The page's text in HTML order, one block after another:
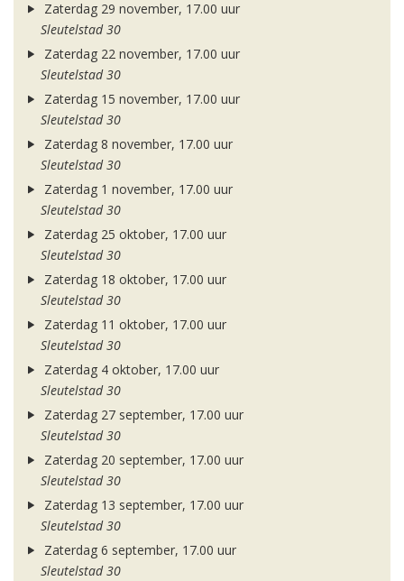
Zaterdag 29 november, 17.00 uur
Sleutelstad 30
Zaterdag 22 november, 17.00 uur
Sleutelstad 30
Zaterdag 15 november, 17.00 uur
Sleutelstad 30
Zaterdag 8 november, 17.00 uur
Sleutelstad 30
Zaterdag 1 november, 17.00 uur
Sleutelstad 30
Zaterdag 25 oktober, 17.00 uur
Sleutelstad 30
Zaterdag 18 oktober, 17.00 uur
Sleutelstad 30
Zaterdag 11 oktober, 17.00 uur
Sleutelstad 30
Zaterdag 4 oktober, 17.00 uur
Sleutelstad 30
Zaterdag 27 september, 17.00 uur
Sleutelstad 30
Zaterdag 20 september, 17.00 uur
Sleutelstad 30
Zaterdag 13 september, 17.00 uur
Sleutelstad 30
Zaterdag 6 september, 17.00 uur
Sleutelstad 30